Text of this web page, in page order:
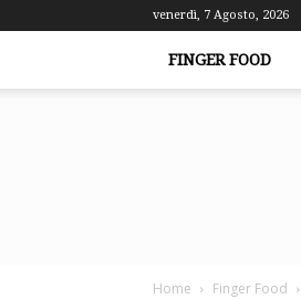
venerdì, 7 Agosto, 2026
FINGER FOOD
Home Finger Food